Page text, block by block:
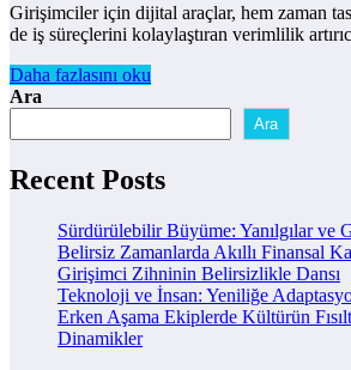
Girişimciler için dijital araçlar, hem zaman
de iş süreçlerini kolaylaştıran verimlilik
Daha fazlasını oku
Ara
Ara
Recent Posts
Sürdürülebilir Büyüme: Yanılgılar ve
Belirsiz Zamanlarda Akıllı Finansal
Girişimci Zihninin Belirsizlikle Dansı
Teknoloji ve İnsan: Yeniliğe
Erken Aşama Ekiplerde Kültürün
Dinamikler